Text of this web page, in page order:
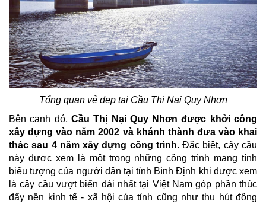
Tổng quan vẻ đẹp tại Cầu Thị Nại Quy Nhơn
Bên cạnh đó, Cầu Thị Nại Quy Nhơn được khởi công
xây dựng vào năm 2002 và khánh thành đưa vào khai
thác sau 4 năm xây dựng công trình.Đặc biệt, cây cầu
này được xem là một trong những công trình mang tính
biểu tượng của người dân tại tỉnh Bình Định khi được xem
là cây cầu vượt biển dài nhất tại Việt Nam góp phần thúc
đẩy nền kinh tế - xã hội của tỉnh cũng như thu hút đông